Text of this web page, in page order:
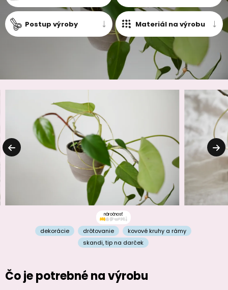
Postup výroby Materiál na výrobu
náročnosť
dekorácie drôtovanie
kovové kruhy a rámy
skandi,tip na darček
Čo je potrebné na výrobu